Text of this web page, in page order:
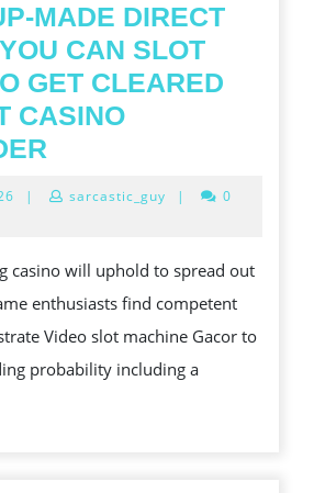
MADE DIRECT
CAN SLOT
GET CLEARED
CASINO
DIRECT
SO
THAT
YOU
January
| sarcastic_guy |
0
casino will uphold to spread out
enthusiasts find competent
Video slot machine Gacor to
probability including a